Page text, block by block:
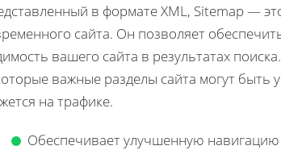
в формате XML, Sitemap —
сайта. Он позволяет
вашего сайта в результатах
важные разделы сайта могут
на трафике.
Обеспечивает улучшенную навигацию